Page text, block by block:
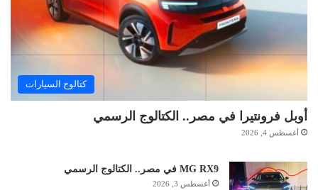
كتالوج السيارات
أوبل فرونتيرا في مصر.. الكتالوج الرسمي
أغسطس 4, 2026
MG RX9 في مصر.. الكتالوج الرسمي
أغسطس 3, 2026